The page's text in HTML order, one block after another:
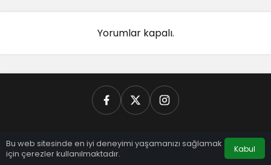
Yorumlar kapalı.
Bu web sitesinde en iyi deneyimi yaşamanızı sağlamak
için çerezler kullanılmaktadır.
Kabul
Anasayfa Hesabım
Tuzla Gazetesi Reklam ve İletişim İçin